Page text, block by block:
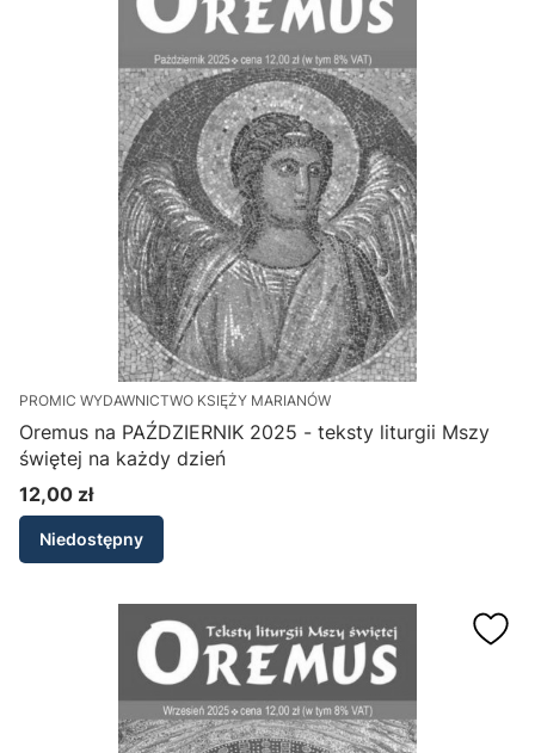
PROMIC WYDAWNICTWO KSIĘŻY MARIANÓW
Oremus na PAŹDZIERNIK 2025 - teksty liturgii Mszy
świętej na każdy dzień
Cena
12,00 zł
Niedostępny